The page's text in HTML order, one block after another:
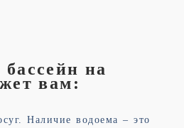
на
вам:
Наличие водоема – это